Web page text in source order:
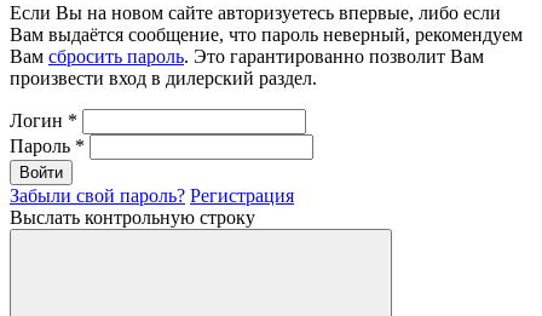
Если Вы на новом сайте авторизуетесь впервые, либо если
Вам выдаётся сообщение, что пароль неверный, рекомендуем
Вам сбросить пароль. Это гарантированно позволит Вам
произвести вход в дилерский раздел.
Логин *
Пароль *
Войти
Забыли свой пароль? Регистрация
Выслать контрольную строку